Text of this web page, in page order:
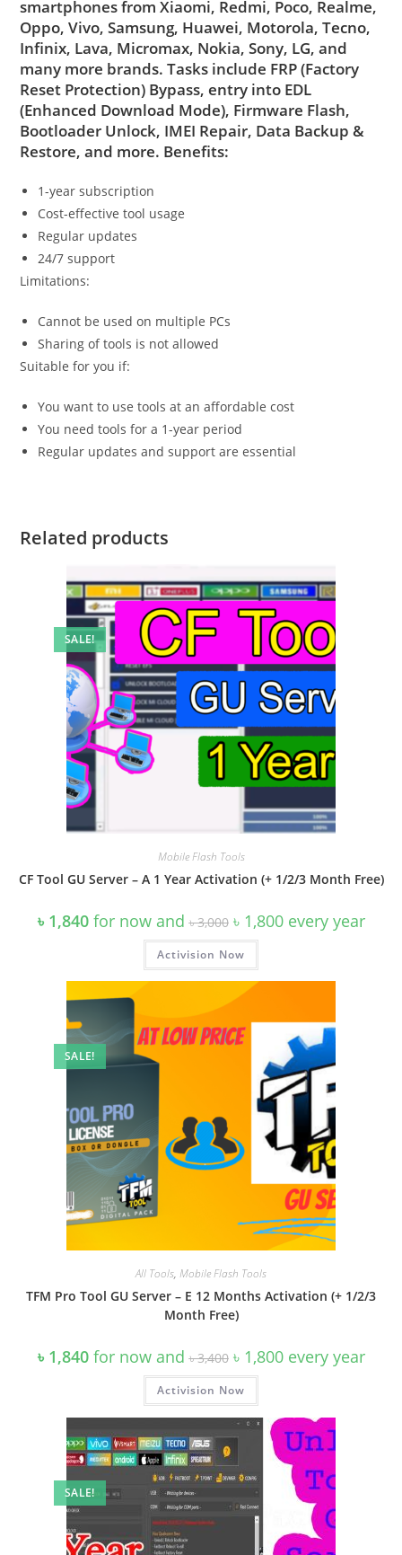
smartphones from Xiaomi, Redmi, Poco, Realme,
Oppo, Vivo, Samsung, Huawei, Motorola, Tecno,
Infinix, Lava, Micromax, Nokia, Sony, LG, and
many more brands. Tasks include FRP (Factory
Reset Protection) Bypass, entry into EDL
(Enhanced Download Mode), Firmware Flash,
Bootloader Unlock, IMEI Repair, Data Backup &
Restore, and more. Benefits:
1-year subscription
Cost-effective tool usage
Regular updates
24/7 support
Limitations:
Cannot be used on multiple PCs
Sharing of tools is not allowed
Suitable for you if:
You want to use tools at an affordable cost
You need tools for a 1-year period
Regular updates and support are essential
Related products
SALE!
Mobile Flash Tools
CF Tool GU Server – A 1 Year Activation (+ 1/2/3 Month Free)
৳ 1,840for now and৳3,000 Original
price
was:
৳ 3,000.
৳ 1,800Current
price
every year
Activision Now
SALE!
All Tools, Mobile Flash Tools
TFM Pro Tool GU Server – E 12 Months Activation (+ 1/2/3
Month Free)
৳ 1,840for now and৳3,400 Original
price
was:
৳ 3,400.
৳ 1,800Current
price
every year
Activision Now
SALE!